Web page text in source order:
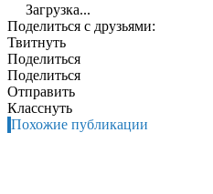
Загрузка...
Поделиться с друзьями:
Твитнуть
Поделиться
Поделиться
Отправить
Класснуть
Похожие публикации